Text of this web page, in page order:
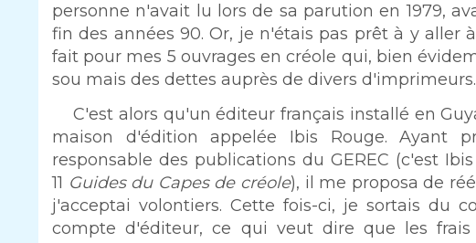
personne n'avait lu lors de sa parution en 1979,
fin des années 90. Or, je n'étais pas prêt à y aller
fait pour mes 5 ouvrages en créole qui, bien
sou mais des dettes auprès de divers d'imprimeurs.
C'est alors qu'un éditeur français installé en
maison d'édition appelée Ibis Rouge. Ayant
responsable des publications du GEREC (c'est
11 Guides du Capes de créole), il me proposa de
j'acceptai volontiers. Cette fois-ci, je sortais du
compte d'éditeur, ce qui veut dire que les